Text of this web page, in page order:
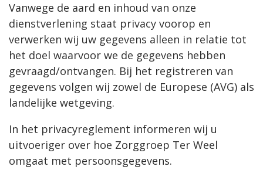
Vanwege de aard en inhoud van onze
dienstverlening staat privacy voorop en
verwerken wij uw gegevens alleen in relatie tot
het doel waarvoor we de gegevens hebben
gevraagd/ontvangen. Bij het registreren van
gegevens volgen wij zowel de Europese (AVG) als
landelijke wetgeving.
In het privacyreglement informeren wij u
uitvoeriger over hoe Zorggroep Ter Weel
omgaat met persoonsgegevens.